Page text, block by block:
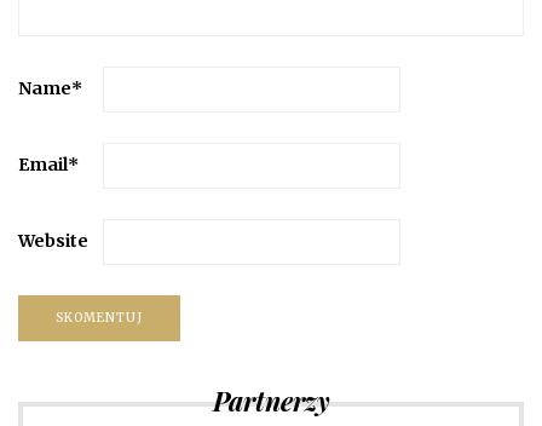
Name*
Email*
Website
Partnerzy